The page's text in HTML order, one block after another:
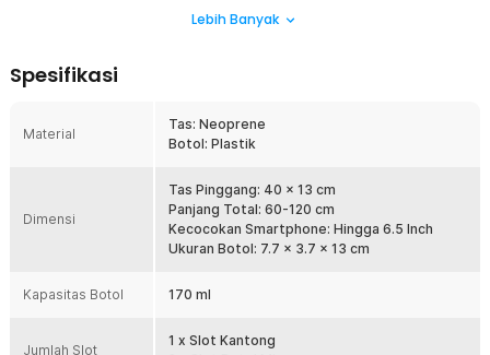
kulit. Dengan pengaturan tali yang fleksibel mulai dari 60 hingga 120 cm,
digital dan cairan pelindung tubuh sepanjang jalan.
Double Botol Holder untuk Hidrasi Maksimal Sepanjang Maraton
pos minum di tengah jalan berkat dual slot botol minum yang
terintegrasi di sisi kanan dan kiri tas. Fitur ini berfungsi menampung
dua botol minum bawaan berkapasitas masing-masing 170 ml
secara simetris guna menyeimbangkan distribusi beban di area
suplai hidrasi cadangan yang melimpah dan mudah dijangkau kapan
Lebih Banyak
Spesifikasi
Material
Tas: Neoprene
Botol: Plastik
Dimensi
Tas Pinggang: 40 x 13 cm
Panjang Total: 60-120 cm
Kecocokan Smartphone: Hingga 6.5 Inch
Ukuran Botol: 7.7 x 3.7 x 13 cm
Kapasitas Botol 170 ml
Jumlah Slot
1 x Slot Kantong